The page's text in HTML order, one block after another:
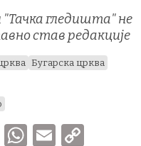
"Тачка гледишта" не
став редакције
Бугарска црква
V
W E